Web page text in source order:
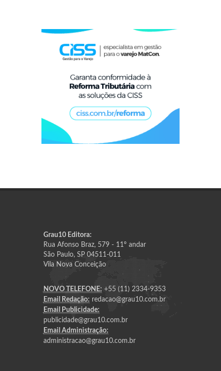
Grau10 Editora:
Rua Afonso Braz, 579 - 11º andar
São Paulo, SP 04511-011
Vila Nova Conceição
NOVO TELEFONE: +55 (11) 2334-9353
Email Redação: redacao@grau10.com.br
Email Publicidade:
publicidade@grau10.com.br
Email Administração:
administracao@grau10.com.br